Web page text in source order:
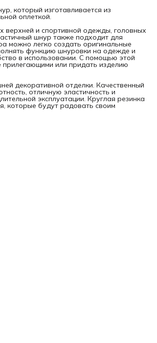
который изготавливается из
оплеткой.
верхней и спортивной одежды, головных
шнур также подходит для
можно легко создать оригинальные
функцию шнуровки на одежде и
в использовании. С помощью этой
или придать изделию
декоративной отделки. Качественный
отличную эластичность и
эксплуатации. Круглая резинка
которые будут радовать своим